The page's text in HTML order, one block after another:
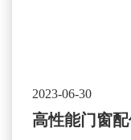
2023-06-30
高性能门窗